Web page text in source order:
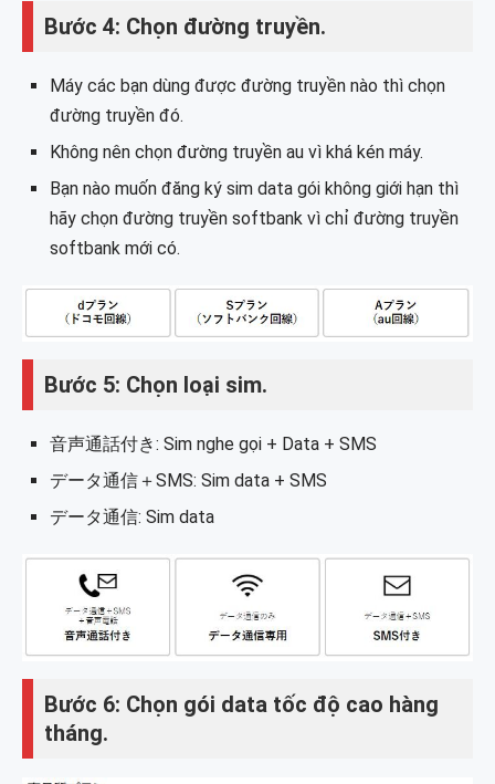
Bước 4: Chọn đường truyền.
Máy các bạn dùng được đường truyền nào thì chọn
đường truyền đó.
Không nên chọn đường truyền au vì khá kén máy.
Bạn nào muốn đăng ký sim data gói không giới hạn thì
hãy chọn đường truyền softbank vì chỉ đường truyền
softbank mới có.
Bước 5: Chọn loại sim.
音声通話付き: Sim nghe gọi + Data + SMS
データ通信＋SMS: Sim data + SMS
データ通信: Sim data
Bước 6: Chọn gói data tốc độ cao hàng
tháng.